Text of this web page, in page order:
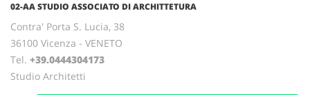
02-AA STUDIO ASSOCIATO DI ARCHITTETURA
Contra' Porta S. Lucia, 38
36100 Vicenza - VENETO
Tel. +39.0444304173
Studio Architetti